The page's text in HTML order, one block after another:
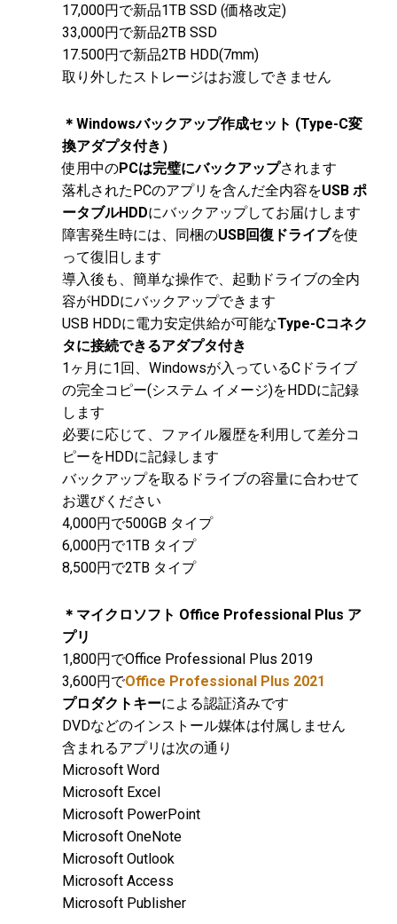
17,000円で新品1TB SSD (価格改定)
33,000円で新品2TB SSD
17.500円で新品2TB HDD(7mm)
取り外したストレージはお渡しできません​
＊Windowsバックアップ作成セット (Type-C変
換アダプタ付き）
使用中のPCは完璧にバックアップされます
落札されたPCのアプリを含んだ全内容をUSB ポ
ータブルHDDにバックアップしてお届けします
障害発生時には、同梱のUSB回復ドライブを使
って復旧します
導入後も、簡単な操作で、起動ドライブの全内
容がHDDにバックアップできます
USB HDDに電力安定供給が可能なType-Cコネク
タに接続できるアダプタ付き
1ヶ月に1回、Windowsが入っているCドライブ
の完全コピー(システム イメージ)をHDDに記録
します
必要に応じて、ファイル履歴を利用して差分コ
ピーをHDDに記録します
バックアップを取るドライブの容量に合わせて
お選びください
4,000円で500GB タイプ
6,000円で1TB タイプ
8,500円で2TB タイプ
＊マイクロソフト Office Professional Plus ア
プリ
1,800円でOffice Professional Plus 2019
3,600円でOffice Professional Plus 2021
プロダクトキーによる認証済みです
DVDなどのインストール媒体は付属しません
含まれるアプリは次の通り
Microsoft Word
Microsoft Excel
Microsoft PowerPoint
Microsoft OneNote
Microsoft Outlook
Microsoft Access
Microsoft Publisher